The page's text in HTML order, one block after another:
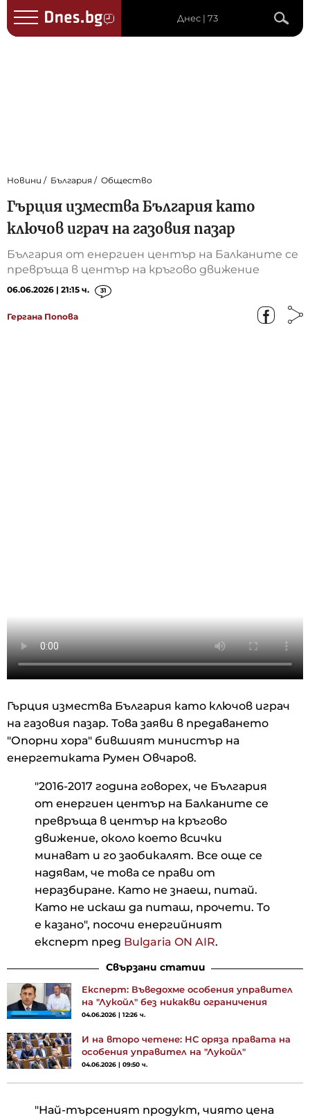
Днес | 73
Новини България Общество
Гърция измества България като
ключов играч на газовия пазар
България от енергиен център на Балканите се
превръща в център на кръгово движение
06.06.2026 | 21:15 ч. 31
Гергана Попова
Гърция измества България като ключов играч
на газовия пазар. Това заяви в предаването
"Опорни хора" бившият министър на
енергетиката Румен Овчаров.
"2016-2017 година говорех, че България
от енергиен център на Балканите се
превръща в център на кръгово
движение, около което всички
минават и го заобикалят. Все още се
надявам, че това се прави от
неразбиране. Като не знаеш, питай.
Като не искаш да питаш, прочети. То
е казано", посочи енергийният
експерт пред Bulgaria ON AIR.
Свързани статии
Експерт: Въведохме особения управител
на "Лукойл" без никакви ограничения
04.06.2026 | 12:26 ч.
И на второ четене: НС оряза правата на
особения управител на "Лукойл"
04.06.2026 | 09:50 ч.
"Най-търсеният продукт, чиято цена